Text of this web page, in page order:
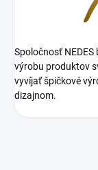
Spoločnosť
výrobu produktov
vyvíjať špičkové
dizajnom.